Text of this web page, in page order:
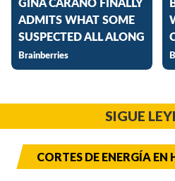
SIGUE
CORTES DE ENERGÍA EN